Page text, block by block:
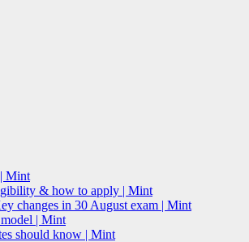
Mint
& how to apply | Mint
changes in 30 August exam | Mint
| Mint
should know | Mint